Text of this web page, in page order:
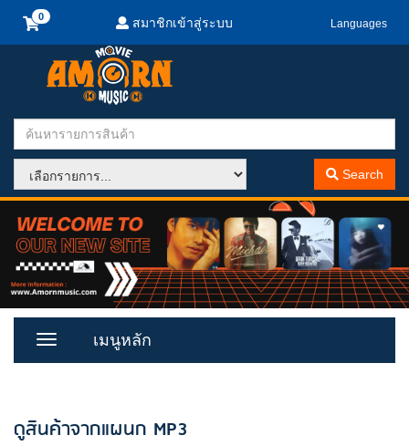
สมาชิกเข้าสู่ระบบ Languages
Search
Toggle
เมนูหลัก
ดูสินค้าจากแผนก MP3